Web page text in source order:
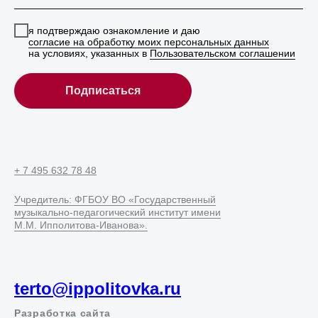
Учредитель: ФГБОУ ВО «Государственный
музыкально-педагогический институт имени
М.М. Ипполитова-Иванова».
я подтверждаю ознакомление и даю
согласие на обработку моих персональных данных
на условиях, указанных в Пользовательском соглашении
Подписаться
+ 7 495 632 78 48
terto@ippolitovka.ru
Разработка сайта